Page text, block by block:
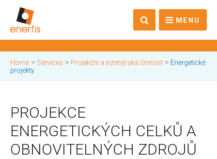
MENU
Home > Services > Projekční a inženýrská činnost > Energetické
projekty
PROJEKCE
ENERGETICKÝCH CELKŮ A
OBNOVITELNÝCH ZDROJŮ